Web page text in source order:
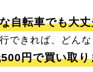
自転車でも大
できれば、どんな
円で買い取り